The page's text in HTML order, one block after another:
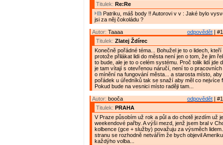
Titulek: Re:Re
Patriku, máš body !! Autorovi v v : Jaké bylo
jsi za něj čokoládu ?
odpovědět |
Autor: Taaaa
Titulek: Zlatej Ždírec
Konečně pořádné téma... Bohužel je to o lidech,
protože přilákat lidi do města není jen o tom, že jim
to bude, ale je to o celém systému. Proč tolik lidí jde
je tam vítají s otevřenou náručí, není to o
o mínění na fungování města... a starosta místo,
pořádek u úředníků tak se snaží aby měl co nejvíce
Pokud bude na vesnici místo raději tam...
odpovědět |
Autor: booča
Titulek: PRAHA
V Praze působím už rok a půl a do chotě jezdím už
weekendové pařby. A výši mezd, jenž jsem bral v
kolbence (gce + služby) považuju za výsměch
stranu se rozhodně netvářím že bych objevil
každýho volba...